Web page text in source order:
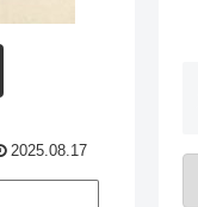
2025.08.17